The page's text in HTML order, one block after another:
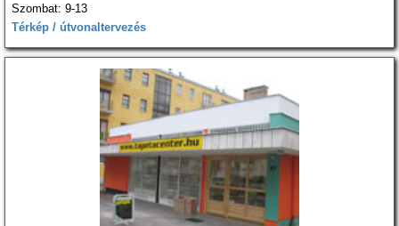
Szombat: 9-13
Térkép / útvonaltervezés